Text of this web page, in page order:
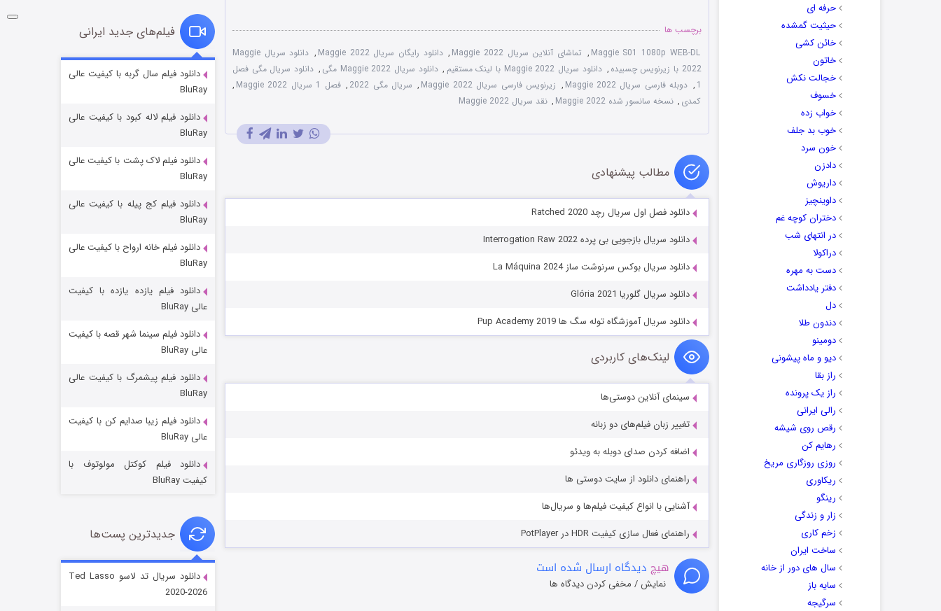
حرفه ای
حیثیت گمشده
خائن کشی
خاتون
خجالت نکش
خسوف
خواب زده
خوب بد جلف
خون سرد
دادزن
داریوش
داوینچیز
دختران کوچه غم
در انتهای شب
دراکولا
دست به مهره
دفتر یادداشت
دل
دندون طلا
دومینو
دیو و ماه پیشونی
راز بقا
راز یک پرونده
رالی ایرانی
رقص روی شیشه
رهایم کن
روزی روزگاری مریخ
ریکاوری
رینگو
زار و زندگی
زخم کاری
ساخت ایران
سال های دور از خانه
سایه باز
سرگیجه
برچسب ها
Maggie S01 1080p WEB-DL
, تماشای آنلاین سریال Maggie 2022 , دانلود رایگان سریال Maggie 2022 ,
دانلود سریال Maggie
2022 با زیرنویس چسبیده
, دانلود سریال Maggie 2022 با لینک مستقیم , دانلود سریال Maggie 2022 مگی , دانلود سریال مگی فصل
1
, دوبله فارسی سریال Maggie 2022 , زیرنویس فارسی سریال Maggie 2022 , سریال مگی 2022 , فصل 1 سریال Maggie 2022
,
کمدی , نسخه سانسور شده Maggie 2022 , نقد سریال Maggie 2022
مطالب پیشنهادی
دانلود فصل اول سریال رچد Ratched 2020
دانلود سریال بازجویی بی پرده Interrogation Raw 2022
دانلود سریال بوکس سرنوشت ساز La Máquina 2024
دانلود سریال گلوریا Glória 2021
دانلود سریال آموزشگاه توله سگ ها Pup Academy 2019
لینک‌های کاربردی
سینمای آنلاین دوستی‌ها
تغییر زبان فیلم‌های دو زبانه
اضافه کردن صدای دوبله به ویدئو
راهنمای دانلود از سایت دوستی ها
آشنایی با انواع کیفیت فیلم‌ها و سریال‌ها
راهنمای فعال سازی کیفیت HDR در PotPlayer
هیچ دیدگاه ارسال شده است
نمایش / مخفی کردن دیدگاه ها
شوگر فصل ۲
قسمت
خاندان اژدها فصل ۳
جادوگری در مغولستان
فیلم‌های جدید ایرانی
دانلود فیلم سال گربه با کیفیت عالی
BluRay
دانلود فیلم لاله کبود با کیفیت عالی
BluRay
دانلود فیلم لاک پشت با کیفیت عالی
BluRay
دانلود فیلم کج‌ پیله با کیفیت عالی
BluRay
دانلود فیلم خانه ارواح با کیفیت عالی
BluRay
دانلود فیلم یازده یازده با کیفیت
عالی BluRay
دانلود فیلم سینما شهر قصه با کیفیت
عالی BluRay
دانلود فیلم پیشمرگ با کیفیت عالی
BluRay
دانلود فیلم زیبا صدایم کن با کیفیت
عالی BluRay
دانلود فیلم کوکتل مولوتوف با
کیفیت BluRay
جدیدترین پست‌ها
دانلود سریال تد لاسو Ted Lasso
2020-2026